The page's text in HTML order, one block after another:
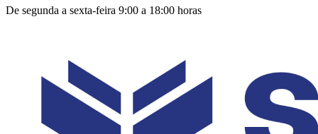
De segunda a sexta-feira 9:00 a 18:00 horas